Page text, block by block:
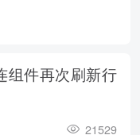
组件再次刷新行
21529